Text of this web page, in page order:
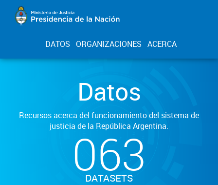
DATOS ORGANIZACIONES ACERCA
Datos
Recursos acerca del funcionamiento del sistema de
justicia de la República Argentina.
063
DATASETS